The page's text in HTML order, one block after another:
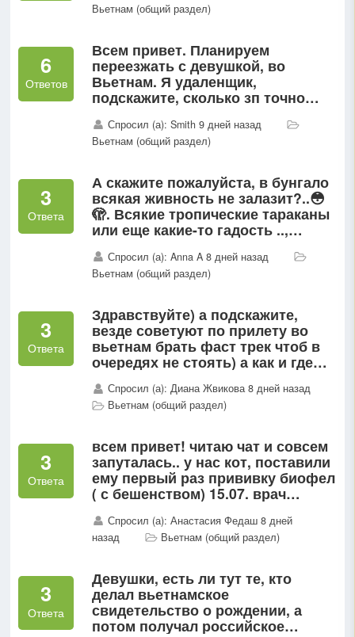
Вьетнам (общий раздел)
6
Ответов
Всем привет. Планируем
переезжать с девушкой, во
Вьетнам. Я удаленщик,
подскажите, сколько зп точно
шиковать, просто жить...
Спросил (а): Smith 9 дней назад
Вьетнам (общий раздел)
3
Ответа
А скажите пожалуйста, в бунгало
всякая живность не залазит?..😳
🫣. Всякие тропические тараканы
или еще какие-то гадость ..,
вопрос...
Спросил (а): Anna A 8 дней назад
Вьетнам (общий раздел)
3
Ответа
Здравствуйте) а подскажите,
везде советуют по прилету во
вьетнам брать фаст трек чтоб в
очередях не стоять) а как и где
поделится опытом?
Спросил (а): Диана Жвикова 8 дней назад
Вьетнам (общий раздел)
3
Ответа
всем привет! читаю чат и совсем
запуталась.. у нас кот, поставили
ему первый раз прививку биофел
( с бешенством) 15.07. врач
05.08 (уже без бешества)...
Спросил (а): Анастасия Федаш 8 дней
назад
Вьетнам (общий раздел)
3
Ответа
Девушки, есть ли тут те, кто
делал вьетнамское
свидетельство о рождении, а
потом получал российское